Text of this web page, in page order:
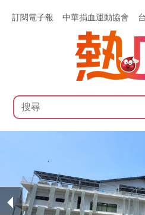
訂閱電子報 中華捐血運動協會